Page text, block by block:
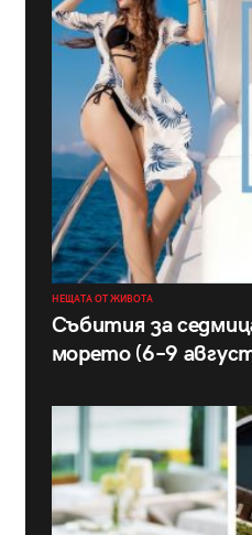
НЕЩАТА ОТ ЖИВОТА
Събития за
морето (6–9